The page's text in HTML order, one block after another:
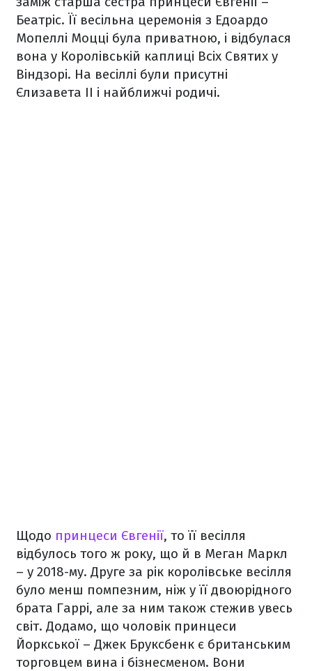
Беатріс. Її весільна церемонія з Едоардо
Мопеллі Моцці була приватною, і відбулася
вона у Королівській каплиці Всіх Святих у
Віндзорі. На весіллі були присутні
Єлизавета II і найближчі родичі.
Щодо принцеси Євгенії, то її весілля
відбулось того ж року, що й в Меган Маркл
– у 2018-му. Друге за рік королівське весілля
було менш помпезним, ніж у її двоюрідного
брата Гаррі, але за ним також стежив увесь
світ. Додамо, що чоловік принцеси
Йоркської – Джек Бруксбенк є британським
торговцем вина і бізнесменом. Вони